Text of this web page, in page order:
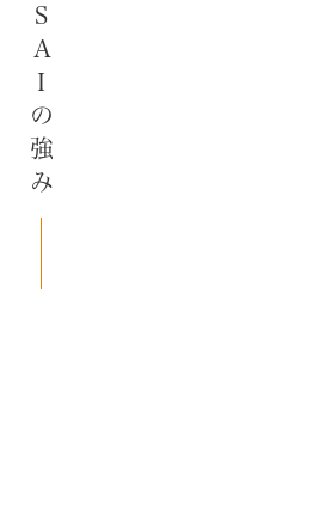
SAIの強み